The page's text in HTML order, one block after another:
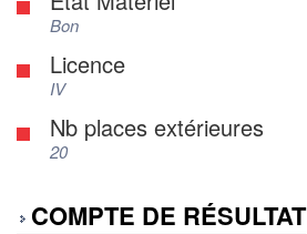
Bon
Licence
IV
Nb places extérieures
20
COMPTE DE RÉSULTAT